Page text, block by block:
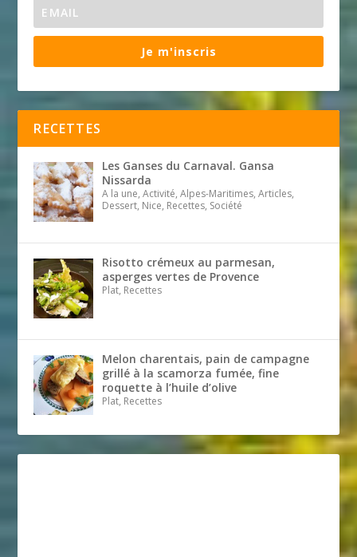
Je m'inscris
RECETTES
Les Ganses du Carnaval. Gansa
Nissarda
A la une, Activité, Alpes-Maritimes, Articles,
Dessert, Nice, Recettes, Société
Risotto crémeux au parmesan,
asperges vertes de Provence
Plat, Recettes
Melon charentais, pain de campagne
grillé à la scamorza fumée, fine
roquette à l’huile d’olive
Plat, Recettes